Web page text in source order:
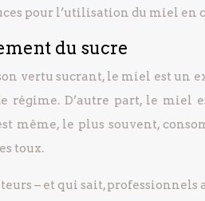
pour l’utilisation du miel en
du sucre
vertu sucrant, le miel est un
régime. D’autre part, le miel
même, le plus souvent,
toux.
– et qui sait,